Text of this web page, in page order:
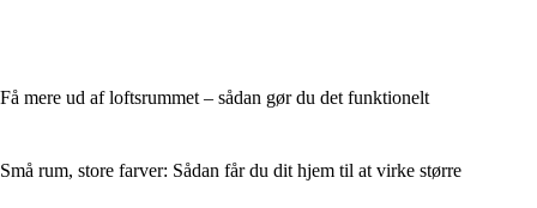
Få mere ud af loftsrummet – sådan gør du det funktionelt
Små rum, store farver: Sådan får du dit hjem til at virke større